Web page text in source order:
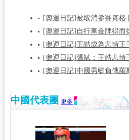
[奧運日記]被取消參賽資格
[奧運日記]自行車金牌得而
[奧運日記]王皓成為悲情王
[奧運日記]張斌：王皓悲情
[奧運日記]中國男籃負俄羅
中國代表團 更多